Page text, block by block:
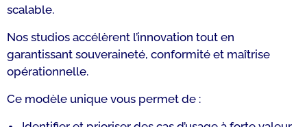
scalable.
Nos studios accélèrent l’innovation tout en
garantissant souveraineté, conformité et maîtrise
opérationnelle.
Ce modèle unique vous permet de :